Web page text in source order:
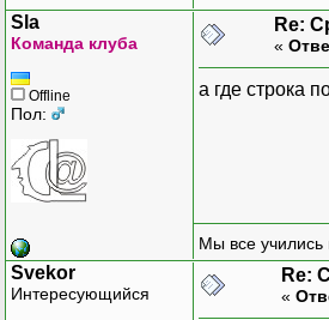
Sla
Команда клуба
Offline
Пол:
Re:
«
а где строка
Мы все учились
Svekor
Интересующийся
Re:
«